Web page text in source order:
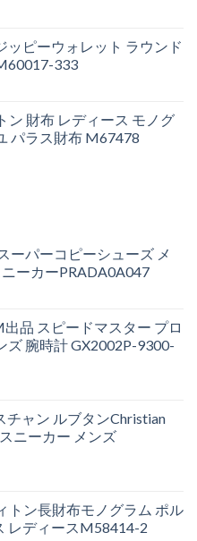
ッピーウォレット ラウンド
333
ン 財布 レディース モノグ
パラス財布 M67478
ーパーコピーシューズ メ
ーカーPRADA0A047
品 スピードマスター プロ
ズ 腕時計 GX2002P-9300-
チャン ルブタンChristian
ニーカー メンズ
トン長財布モノグラム ポル
レディースM58414-2